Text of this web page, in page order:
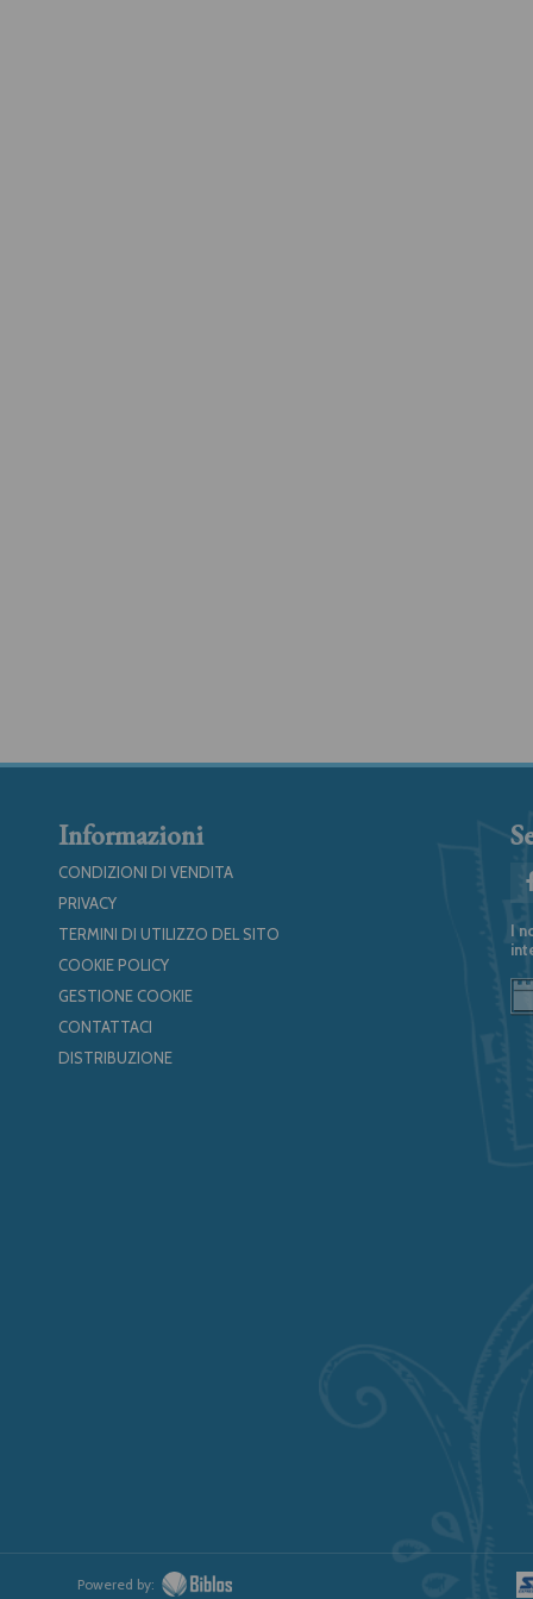
Informazioni
CONDIZIONI DI VENDITA
PRIVACY
TERMINI DI UTILIZZO DEL SITO
COOKIE POLICY
GESTIONE COOKIE
CONTATTACI
DISTRIBUZIONE
I
Powered by: